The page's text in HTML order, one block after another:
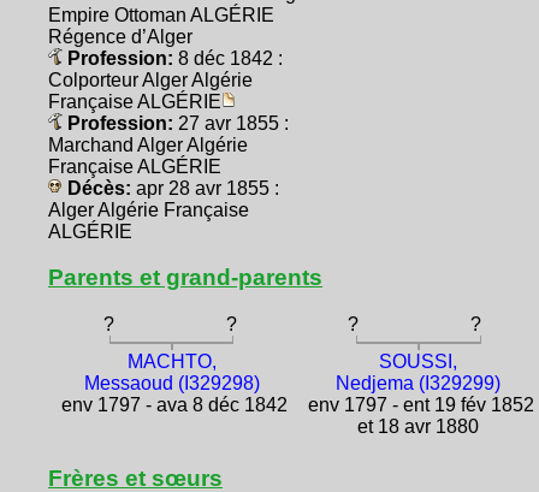
Empire Ottoman ALGÉRIE
Régence d’Alger
Profession: 8 déc 1842 :
Colporteur Alger Algérie
Française ALGÉRIE
Profession: 27 avr 1855 :
Marchand Alger Algérie
Française ALGÉRIE
Décès: apr 28 avr 1855 :
Alger Algérie Française
ALGÉRIE
Parents et grand-parents
? ? ?
?
MACHTO,
Messaoud (I329298)
env 1797 - ava 8 déc 1842
SOUSSI,
Nedjema (I329299)
env 1797 - ent 19 fév 1852
et 18 avr 1880
Frères et sœurs